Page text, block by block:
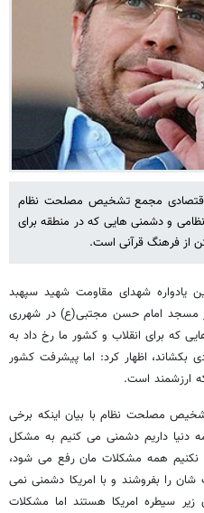
مجمع تشخیص مصلحت نظام
و دشمنی هایی که در منطقه برای
از فرهنگ قرآنی است.
یادواره شهدای مقاومت شهید سپهبد
مسجد امام حسن مجتبی(ع) در شهرری
که برای انقلاب و کشور ما رخ داد به
بکشاند، اظهار کرد: اما پیشرفت کشور
ارزشمند است.
مصلحت نظام با بیان اینکه برخی
دنیا داریم دشمنی می کنیم به مشکل
نکنیم همه مشکلات مان رفع می شود،
را بفروشند و با امریکا دشمنی نمی
زیر سیطره امریکا هستند اما مشکلات